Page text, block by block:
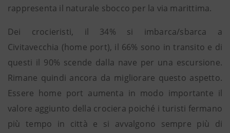
rappresenta il naturale sbocco per la via marittima.
Dei crocieristi, il 34% si imbarca/sbarca a
Civitavecchia (home port), il 66% sono in transito e di
questi il 90% scende dalla nave per una escursione.
Rimane quindi ancora da migliorare questo aspetto.
Essere home port aumenta in modo importante il
valore aggiunto della crociera poiché i turisti fermano
più tempo in città e si avvalgono sempre più di